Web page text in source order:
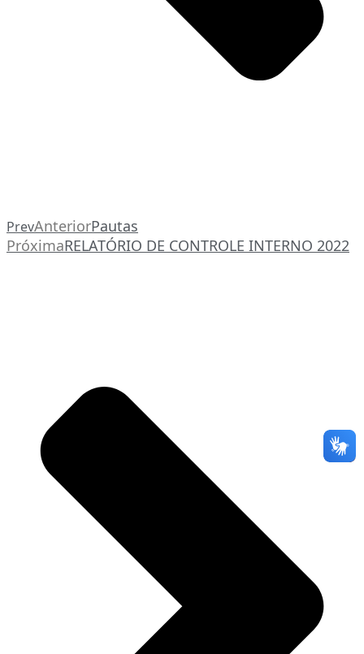
PrevAnteriorPautas
PróximaRELATÓRIO DE CONTROLE INTERNO 2022